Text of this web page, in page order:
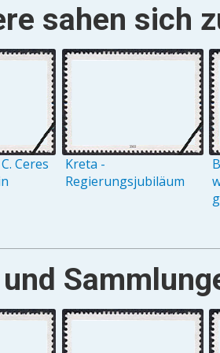
sahen sich
Ceres
Kreta -
Regierungsjubiläum